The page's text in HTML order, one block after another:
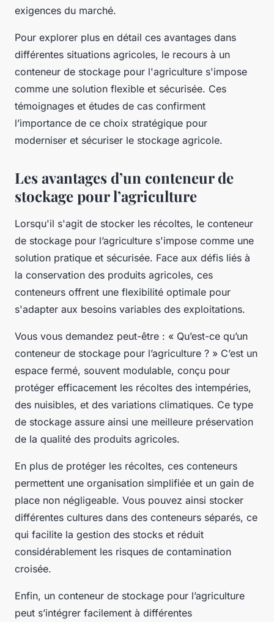
exigences du marché.
Pour explorer plus en détail ces avantages dans
différentes situations agricoles, le recours à un
conteneur de stockage pour l'agriculture s'impose
comme une solution flexible et sécurisée. Ces
témoignages et études de cas confirment
l’importance de ce choix stratégique pour
moderniser et sécuriser le stockage agricole.
Les avantages d’un conteneur de
stockage pour l’agriculture
Lorsqu'il s'agit de stocker les récoltes, le conteneur
de stockage pour l’agriculture s'impose comme une
solution pratique et sécurisée. Face aux défis liés à
la conservation des produits agricoles, ces
conteneurs offrent une flexibilité optimale pour
s'adapter aux besoins variables des exploitations.
Vous vous demandez peut-être : « Qu’est-ce qu’un
conteneur de stockage pour l’agriculture ? » C’est un
espace fermé, souvent modulable, conçu pour
protéger efficacement les récoltes des intempéries,
des nuisibles, et des variations climatiques. Ce type
de stockage assure ainsi une meilleure préservation
de la qualité des produits agricoles.
En plus de protéger les récoltes, ces conteneurs
permettent une organisation simplifiée et un gain de
place non négligeable. Vous pouvez ainsi stocker
différentes cultures dans des conteneurs séparés, ce
qui facilite la gestion des stocks et réduit
considérablement les risques de contamination
croisée.
Enfin, un conteneur de stockage pour l’agriculture
peut s’intégrer facilement à différentes